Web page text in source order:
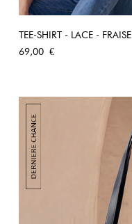
TEE-SHIRT - LACE - FRAISE
Prix
69,00 €